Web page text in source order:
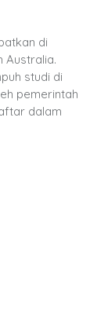
di
Australia.
studi di
pemerintah
dalam